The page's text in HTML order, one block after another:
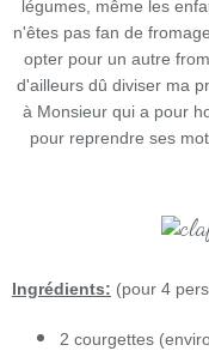
légumes, même les
n'êtes pas fan de
opter pour un autre
d'ailleurs dû diviser ma
à Monsieur qui a pour
pour reprendre ses
Ingrédients: (pour 4
2 courgettes